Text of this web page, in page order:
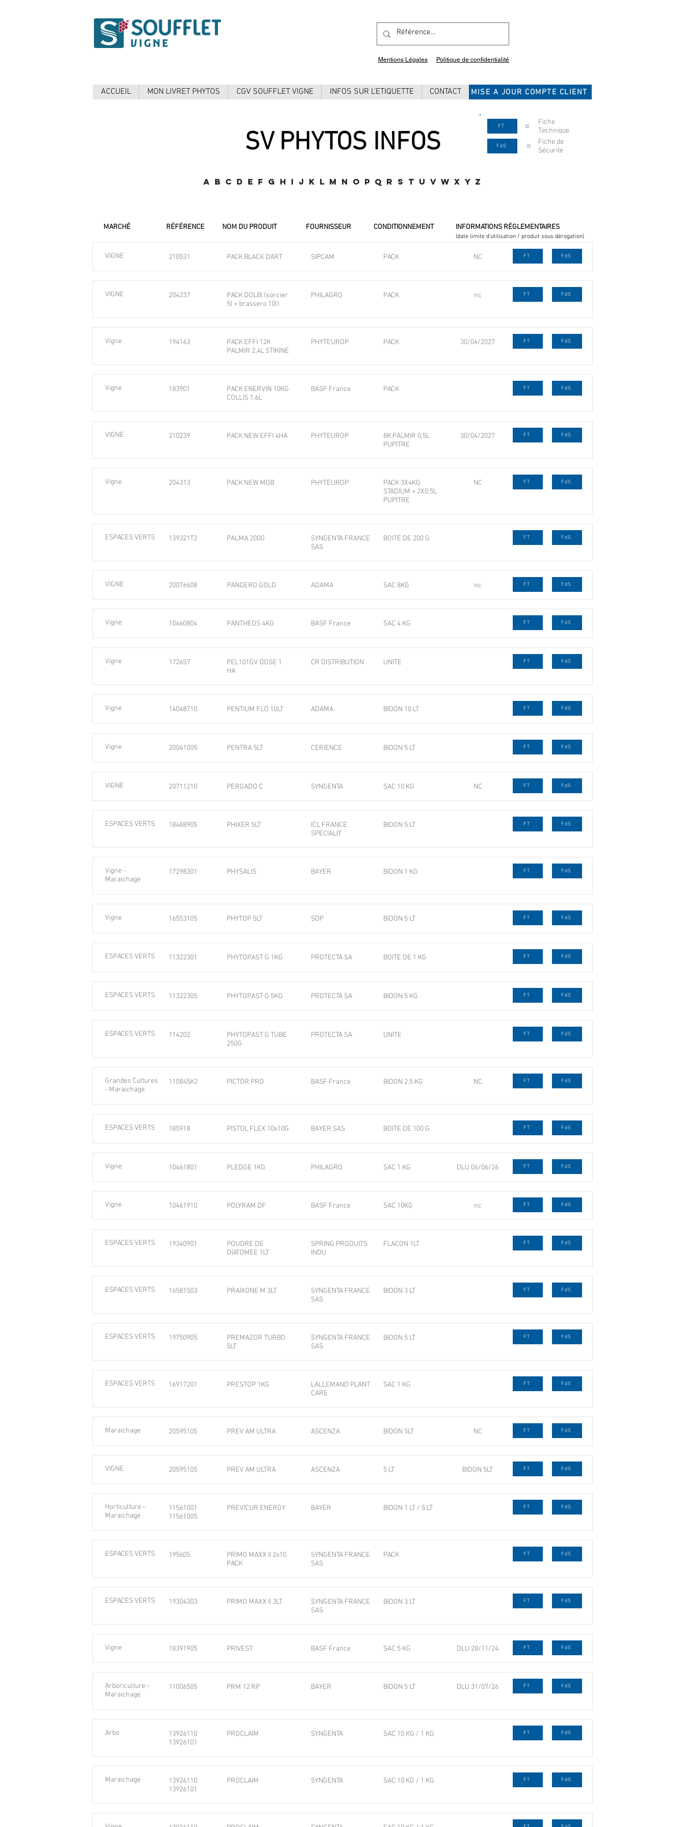
Mentions Légales Politique de confidentialité
ACCUEIL MON LIVRET PHYTOS CGV SOUFFLET VIGNE INFOS SUR L'ETIQUETTE CONTACT MISE A JOUR COMPTE CLIENT
SV PHYTOS INFOS
FT =
Fiche
Technique
FdS =
Fiche de
Sécurité
A B C D E F G H I J K L M N O P Q R S T U V W X Y Z
MARCHÉ RÉFÉRENCE NOM DU PRODUIT FOURNISSEUR CONDITIONNEMENT INFORMATIONS RÉGLEMENTAIRES
(date limite d'utilisation / produit sous dérogation)
VIGNE 210531 PACK BLACK DART SIPCAM PACK NC FT FdS
VIGNE 204237
PACK DOLBI (sorcier
5l + brassero 10l)
PHILAGRO PACK nc FT FdS
Vigne 194163
PACK EFFI 12K
PALMIR 2,4L STIKINE
PHYTEUROP PACK 30/04/2027 FT FdS
Vigne 183901
PACK ENERVIN 10KG
COLLIS 1.6L
BASF France PACK FT FdS
VIGNE 210239 PACK NEW EFFI 4HA PHYTEUROP
8K PALMIR 0,5L
PUPITRE
30/04/2027 FT FdS
Vigne 204313 PACK NEW MOB PHYTEUROP
PACK 3X4KG
STADIUM + 2X0,5L
PUPITRE
NC FT FdS
ESPACES VERTS 139321T2 PALMA 200G
SYNGENTA FRANCE
SAS
BOITE DE 200 G FT FdS
VIGNE 20076608 PANDERO GOLD ADAMA SAC 8KG nc FT FdS
Vigne 10460804 PANTHEOS 4KG BASF France SAC 4 KG FT FdS
Vigne 172657
PEL101GV DOSE 1
HA
CR DISTRIBUTION UNITE FT FdS
Vigne 14048710 PENTIUM FLO 10LT ADAMA BIDON 10 LT FT FdS
Vigne 20061005 PENTRA 5LT CERIENCE BIDON 5 LT FT FdS
VIGNE 20711210 PERGADO C SYNGENTA SAC 10 KG NC FT FdS
ESPACES VERTS 18488905 PHIXER 5LT
ICL FRANCE
SPECIALIT
BIDON 5 LT FT FdS
Vigne -
Maraichage
17298301 PHYSALIS BAYER BIDON 1 KG FT FdS
Vigne 16553105 PHYTOP 5LT SDP BIDON 5 LT FT FdS
ESPACES VERTS 11322301 PHYTOPAST G 1KG PROTECTA SA BOITE DE 1 KG FT FdS
ESPACES VERTS 11322305 PHYTOPAST G 5KG PROTECTA SA BIDON 5 KG FT FdS
ESPACES VERTS 114202
PHYTOPAST G TUBE
250G
PROTECTA SA UNITE FT FdS
Grandes Cultures
- Maraichage
110845K2 PICTOR PRO BASF France BIDON 2,5 KG NC FT FdS
ESPACES VERTS 185918 PISTOL FLEX 10x10G BAYER SAS BOITE DE 100 G FT FdS
Vigne 10461801 PLEDGE 1KG PHILAGRO SAC 1 KG DLU 06/06/26 FT FdS
Vigne 10461910 POLYRAM DF BASF France SAC 10KG nc FT FdS
ESPACES VERTS 19340901
POUDRE DE
DIATOMEE 1LT
SPRING PRODUITS
INDU
FLACON 1LT FT FdS
ESPACES VERTS 16581503 PRAIXONE M 3LT
SYNGENTA FRANCE
SAS
BIDON 3 LT FT FdS
ESPACES VERTS 19750905
PREMAZOR TURBO
5LT
SYNGENTA FRANCE
SAS
BIDON 5 LT FT FdS
ESPACES VERTS 16917201 PRESTOP 1KG
LALLEMAND PLANT
CARE
SAC 1 KG FT FdS
Maraichage 20595105 PREV AM ULTRA ASCENZA BIDON 5LT NC FT FdS
VIGNE 20595105 PREV AM ULTRA ASCENZA 5 LT BIDON 5LT FT FdS
Horticulture -
Maraichage
11561001
11561005
PREVICUR ENERGY BAYER BIDON 1 LT / 5 LT FT FdS
ESPACES VERTS 195605
PRIMO MAXX II 2x10
PACK
SYNGENTA FRANCE
SAS
PACK FT FdS
ESPACES VERTS 19304303 PRIMO MAXX II 3LT
SYNGENTA FRANCE
SAS
BIDON 3 LT FT FdS
Vigne 18391905 PRIVEST BASF France SAC 5 KG DLU 28/11/24 FT FdS
Arboriculture -
Maraichage
11006505 PRM 12 RP BAYER BIDON 5 LT DLU 31/07/26 FT FdS
Arbo
13926110
13926101
PROCLAIM SYNGENTA SAC 10 KG / 1 KG FT FdS
Maraichage
13926110
13926101
PROCLAIM SYNGENTA SAC 10 KG / 1 KG FT FdS